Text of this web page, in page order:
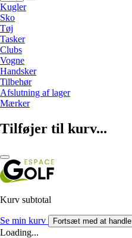
Kugler
Sko
Tøj
Tasker
Clubs
Vogne
Handsker
Tilbehør
Afslutning af lager
Mærker
Tilføjer til kurv...
Kurv subtotal
Se min kurv Fortsæt med at handle
Loading...